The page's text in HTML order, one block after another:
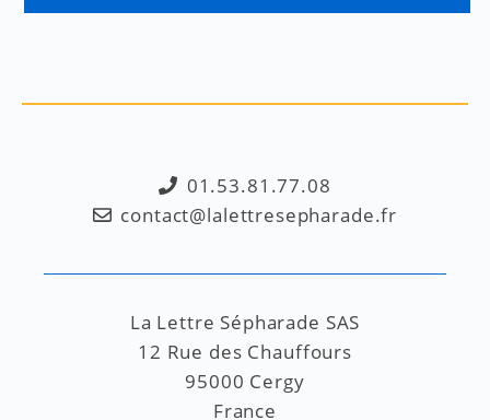
01.53.81.77.08
contact@lalettresepharade.fr
La Lettre Sépharade SAS
12 Rue des Chauffours
95000 Cergy
France